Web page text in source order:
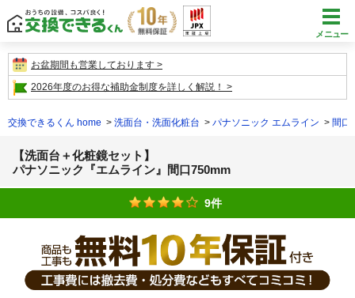
メニュー
お盆期間も営業しております
2026年度のお得な補助金制度を詳しく解説！
交換できるくん home 洗面台・洗面化粧台 パナソニック エムライン 間口
【洗面台＋化粧鏡セット】
パナソニック『エムライン』間口750mm
9件